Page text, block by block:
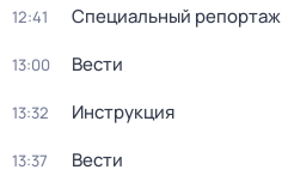
12:41 Специальный репортаж
13:00 Вести
13:32 Инструкция
13:37 Вести